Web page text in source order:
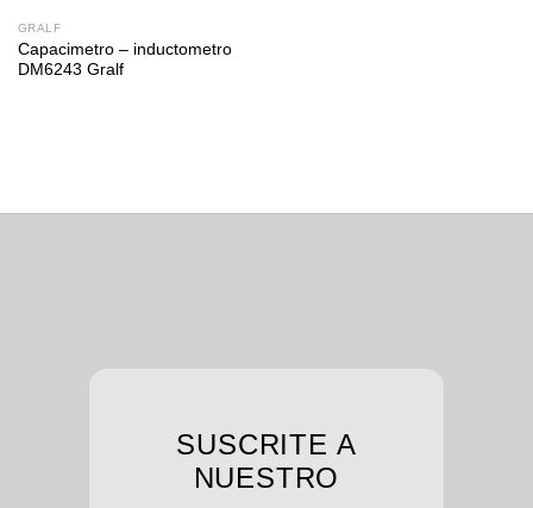
GRALF
Capacimetro – inductometro
DM6243 Gralf
SUSCRITE A
NUESTRO